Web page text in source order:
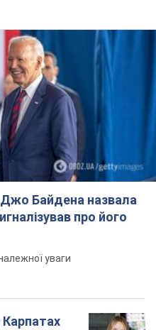
Байдена назвала
про його
уваги
Карпатах